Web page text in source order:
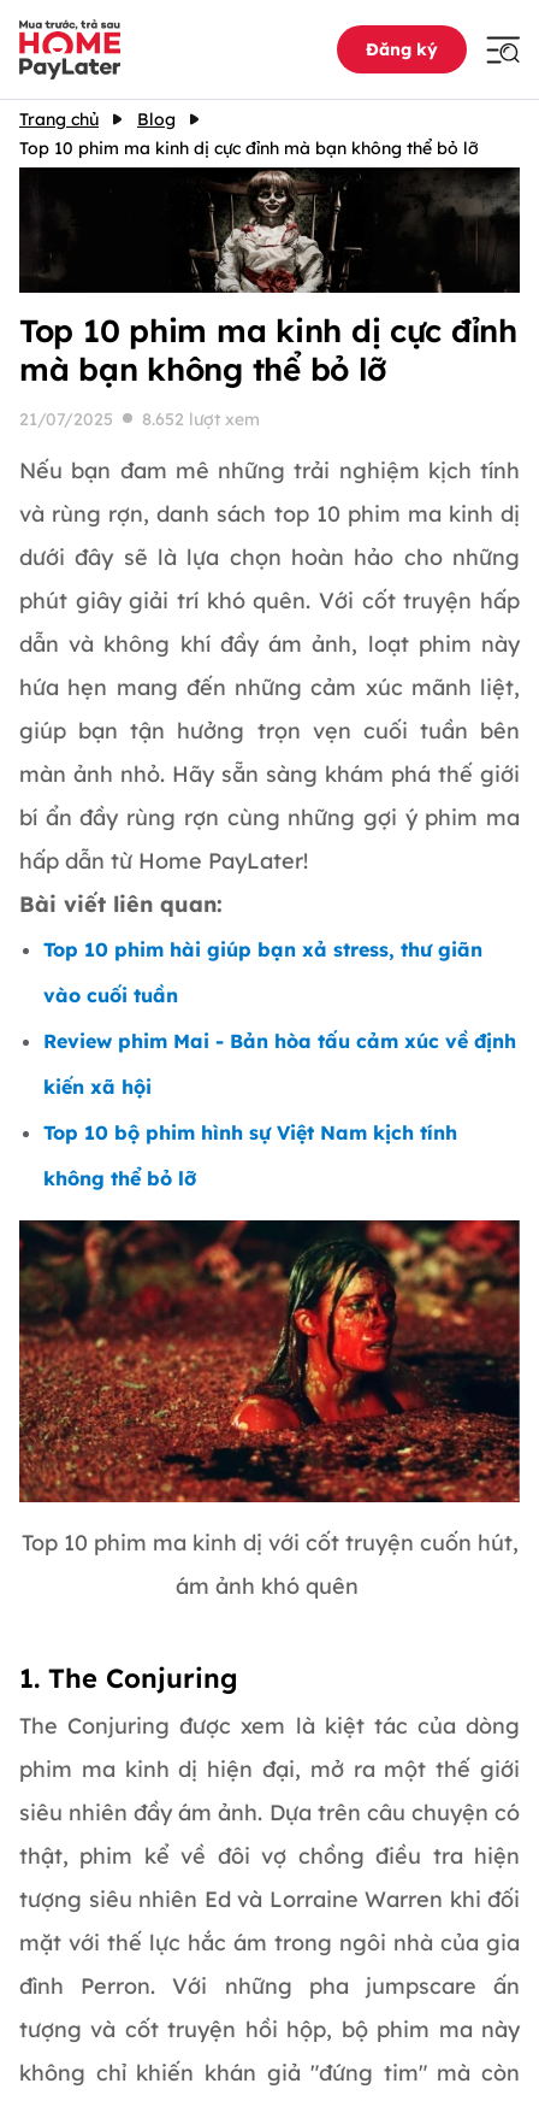
Đăng ký
Trang chủ
Blog
Top 10 phim ma kinh dị cực đỉnh mà bạn không thể bỏ lỡ
Top 10 phim ma kinh dị cực đỉnh
mà bạn không thể bỏ lỡ
21/07/2025 8.652 lượt xem
Nếu bạn đam mê những trải nghiệm kịch tính
và rùng rợn, danh sách top 10 phim ma kinh dị
dưới đây sẽ là lựa chọn hoàn hảo cho những
phút giây giải trí khó quên. Với cốt truyện hấp
dẫn và không khí đầy ám ảnh, loạt phim này
hứa hẹn mang đến những cảm xúc mãnh liệt,
giúp bạn tận hưởng trọn vẹn cuối tuần bên
màn ảnh nhỏ. Hãy sẵn sàng khám phá thế giới
bí ẩn đầy rùng rợn cùng những gợi ý phim ma
hấp dẫn từ Home PayLater!
Bài viết liên quan:
Top 10 phim hài giúp bạn xả stress, thư giãn
vào cuối tuần
Review phim Mai - Bản hòa tấu cảm xúc về định
kiến xã hội
Top 10 bộ phim hình sự Việt Nam kịch tính
không thể bỏ lỡ
Top 10 phim ma kinh dị với cốt truyện cuốn hút,
ám ảnh khó quên
1. The Conjuring
The Conjuring được xem là kiệt tác của dòng
phim ma kinh dị hiện đại, mở ra một thế giới
siêu nhiên đầy ám ảnh. Dựa trên câu chuyện có
thật, phim kể về đôi vợ chồng điều tra hiện
tượng siêu nhiên Ed và Lorraine Warren khi đối
mặt với thế lực hắc ám trong ngôi nhà của gia
đình Perron. Với những pha jumpscare ấn
tượng và cốt truyện hồi hộp, bộ phim ma này
không chỉ khiến khán giả "đứng tim" mà còn